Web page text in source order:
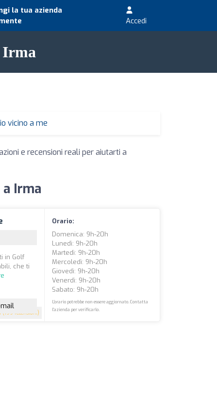
la tua azienda
Accedi
Irma
vicino a me
e recensioni reali per aiutarti a
Irma
(199 recensioni)
in Golf
che ti
Orario:
Domenica: 9h-20h
Lunedì: 9h-20h
Martedì: 9h-20h
Mercoledì: 9h-20h
Giovedì: 9h-20h
Venerdì: 9h-20h
Sabato: 9h-20h
L'orario potrebbe non essere aggiornato. Contatta
l'azienda per verificarlo.